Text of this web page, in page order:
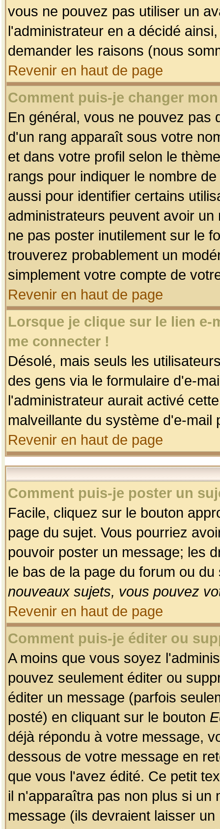
vous ne pouvez pas utiliser un
l'administrateur en a décidé
demander les raisons (nous
Revenir en haut de page
Comment puis-je changer
En général, vous ne pouvez pas
d'un rang apparaît sous votre
et dans votre profil selon le
rangs pour indiquer le nombre
aussi pour identifier certains
administrateurs peuvent avoir
ne pas poster inutilement sur le
trouverez probablement un
simplement votre compte de
Revenir en haut de page
Lorsque je clique sur le lien
me connecter !
Désolé, mais seuls les
des gens via le formulaire d'e-
l'administrateur aurait activé
malveillante du système d'e-
Revenir en haut de page
Comment puis-je poster un
Facile, cliquez sur le bouton
page du sujet. Vous pourriez
pouvoir poster un message; les
le bas de la page du forum ou
nouveaux sujets, vous pouvez
Revenir en haut de page
Comment puis-je éditer ou
A moins que vous soyez
pouvez seulement éditer ou
éditer un message (parfois
posté) en cliquant sur le bouton
déjà répondu à votre message,
dessous de votre message en
que vous l'avez édité. Ce petit
il n'apparaîtra pas non plus si un
message (ils devraient laisser